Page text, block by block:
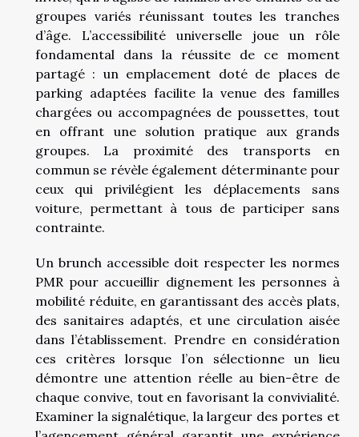
groupes variés réunissant toutes les tranches
d’âge. L’accessibilité universelle joue un rôle
fondamental dans la réussite de ce moment
partagé : un emplacement doté de places de
parking adaptées facilite la venue des familles
chargées ou accompagnées de poussettes, tout
en offrant une solution pratique aux grands
groupes. La proximité des transports en
commun se révèle également déterminante pour
ceux qui privilégient les déplacements sans
voiture, permettant à tous de participer sans
contrainte.
Un brunch accessible doit respecter les normes
PMR pour accueillir dignement les personnes à
mobilité réduite, en garantissant des accès plats,
des sanitaires adaptés, et une circulation aisée
dans l’établissement. Prendre en considération
ces critères lorsque l’on sélectionne un lieu
démontre une attention réelle au bien-être de
chaque convive, tout en favorisant la convivialité.
Examiner la signalétique, la largeur des portes et